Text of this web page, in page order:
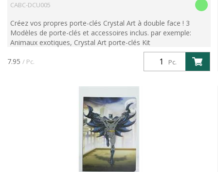
CABC-DCU005
Créez vos propres porte-clés Crystal Art à double face ! 3
Modèles de porte-clés et accessoires inclus. par exemple:
Animaux exotiques, Crystal Art porte-clés Kit
Pc.
7.95 / Pc.